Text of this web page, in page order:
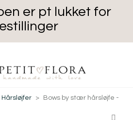
er pt lukket for
Hårsløjfer >
Bows by stær hårsløjfe -